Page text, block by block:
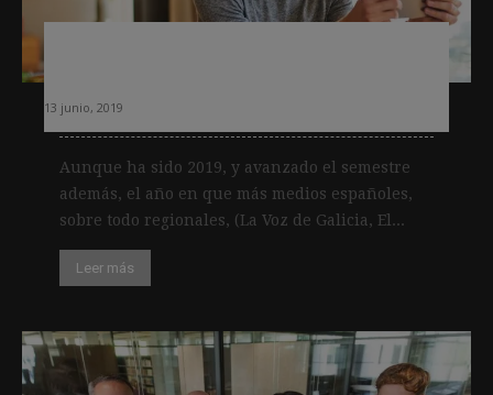
13 junio, 2019
Aunque ha sido 2019, y avanzado el semestre
además, el año en que más medios españoles,
sobre todo regionales, (La Voz de Galicia, El...
Leer más